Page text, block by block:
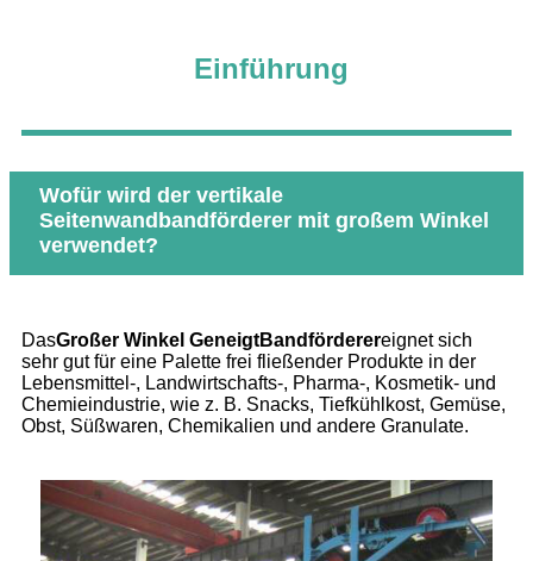
Einführung
Wofür wird der vertikale
Seitenwandbandförderer mit großem Winkel
verwendet?
DasGroßer Winkel GeneigtBandförderereignet sich
sehr gut für eine Palette frei fließender Produkte in der
Lebensmittel-, Landwirtschafts-, Pharma-, Kosmetik- und
Chemieindustrie, wie z. B. Snacks, Tiefkühlkost, Gemüse,
Obst, Süßwaren, Chemikalien und andere Granulate.